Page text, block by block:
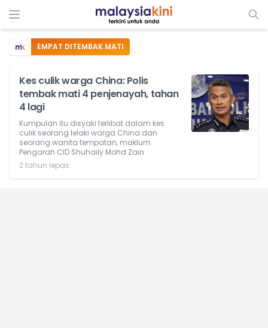
EMPAT DITEMBAK MATI
Kes culik warga China: Polis
tembak mati 4 penjenayah, tahan
4 lagi
Kumpulan itu disyaki terlibat dalam kes
culik seorang lelaki warga China dan
seorang wanita tempatan, maklum
Pengarah CID Shuhaily Mohd Zain.
2 tahun lepas